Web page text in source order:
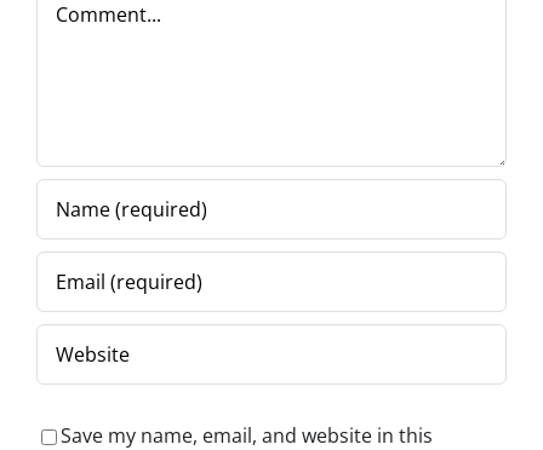
de Afaceri
Save my name, email, and website in this